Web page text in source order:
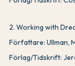
2. Working with
Författare: Ullman,
Förlag/Tidskrift: